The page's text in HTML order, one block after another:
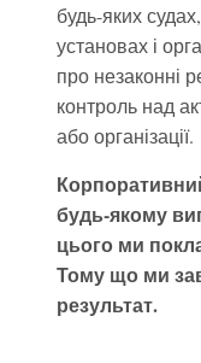
будь-яких
установах і
про незаконні
контроль над
або організації.
будь-якому
цього ми
Тому що ми
результат.